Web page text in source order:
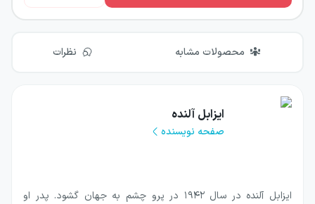
محصولات مشابه نظرات
ایزابل آلنده
صفحه نویسنده
ایزابل آلنده در سال ۱۹۴۲ در پرو چشم به جهان گشود. پدر او